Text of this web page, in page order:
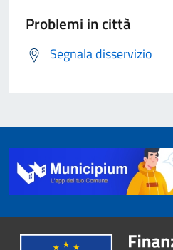
Problemi in città
Segnala disservizio